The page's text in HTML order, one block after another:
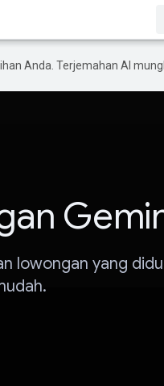
Anda. Terjemahan AI
lowongan yang